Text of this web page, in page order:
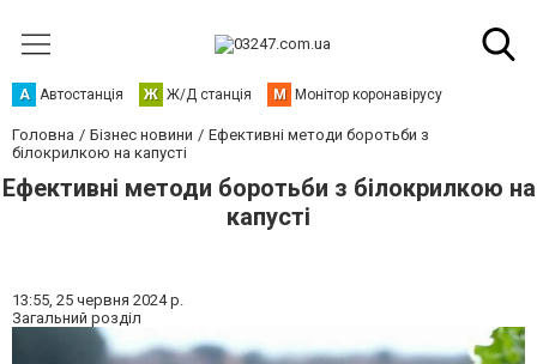
А Автостанція Ж Ж/Д станція М Монітор коронавірусу
Головна Бізнес новини
Ефективні методи боротьби з
білокрилкою на капусті
Ефективні методи боротьби з білокрилкою на
капусті
13:55, 25 червня 2024 р.
Загальний розділ